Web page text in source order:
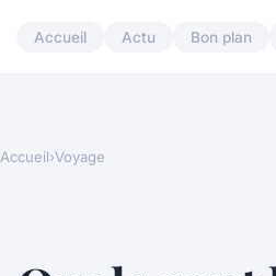
Accueil Actu Bon plan
Accueil›Voyage